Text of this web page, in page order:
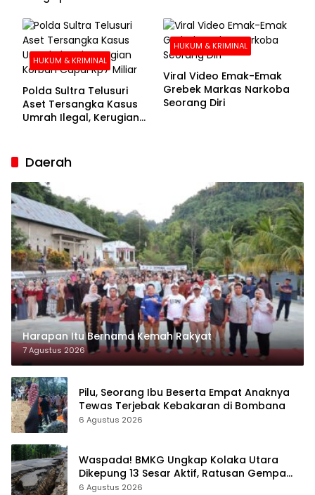
HUKUM & KRIMINAL
Polda Sultra Telusuri
Aset Tersangka Kasus
Umrah Ilegal, Kerugian
HUKUM & KRIMINAL
Viral Video Emak-Emak
Grebek Markas Narkoba
Seorang Diri
Daerah
Harapan Itu Bernama Kemah Rakyat
7 Agustus 2026
Pilu, Seorang Ibu Beserta Empat Anaknya
Tewas Terjebak Kebakaran di Bombana
6 Agustus 2026
Waspada! BMKG Ungkap Kolaka Utara
Dikepung 13 Sesar Aktif, Ratusan Gempa
Sudah Terekam
6 Agustus 2026